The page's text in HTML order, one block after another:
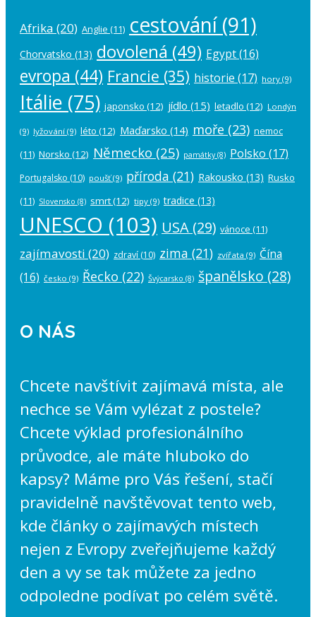
Afrika (20) Anglie (11) cestování(91)
Chorvatsko (13) dovolená (49) Egypt(16)
evropa (44) Francie (35) historie (17) hory (9)
Itálie (75) japonsko (12) jídlo (15) letadlo (12) Londýn
(9) lyžování (9) léto (12) Maďarsko (14) moře (23) nemoc
(11) Norsko (12) Německo (25) památky(8) Polsko (17)
Portugalsko (10) poušť(9) příroda (21) Rakousko (13) Rusko
(11) Slovensko (8) smrt(12) tipy (9) tradice (13)
UNESCO (103) USA (29) vánoce (11)
zajímavosti (20) zdraví (10) zima (21) zvířata (9) Čína
(16) česko (9) Řecko (22) Švýcarsko (8) španělsko (28)
O NÁS
Chcete navštívit zajímavá místa, ale
nechce se Vám vylézat z postele?
Chcete výklad profesionálního
průvodce, ale máte hluboko do
kapsy? Máme pro Vás řešení, stačí
pravidelně navštěvovat tento web,
kde články o zajímavých místech
nejen z Evropy zveřejňujeme každý
den a vy se tak můžete za jedno
odpoledne podívat po celém světě.